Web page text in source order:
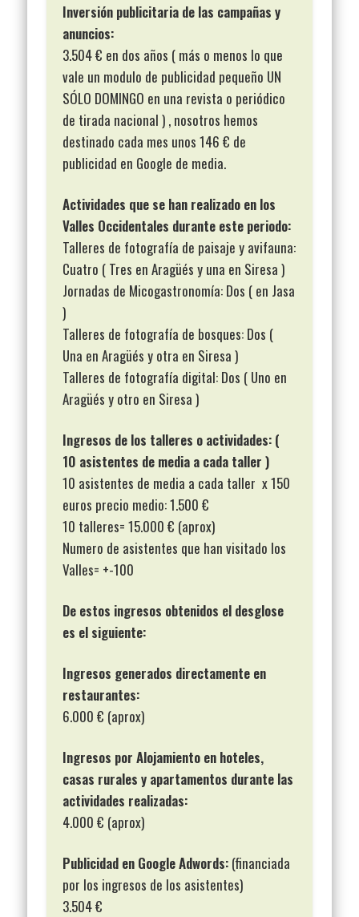
Inversión publicitaria de las campañas y
anuncios:
3.504 € en dos años ( más o menos lo que
vale un modulo de publicidad pequeño UN
SÓLO DOMINGO en una revista o periódico
de tirada nacional ) , nosotros hemos
destinado cada mes unos 146 € de
publicidad en Google de media.
Actividades que se han realizado en los
Valles Occidentales durante este periodo:
Talleres de fotografía de paisaje y avifauna:
Cuatro ( Tres en Aragüés y una en Siresa )
Jornadas de Micogastronomía: Dos ( en Jasa
)
Talleres de fotografía de bosques: Dos (
Una en Aragüés y otra en Siresa )
Talleres de fotografía digital: Dos ( Uno en
Aragüés y otro en Siresa )
Ingresos de los talleres o actividades: (
10 asistentes de media a cada taller )
10 asistentes de media a cada taller x 150
euros precio medio: 1.500 €
10 talleres= 15.000 € (aprox)
Numero de asistentes que han visitado los
Valles= +-100
De estos ingresos obtenidos el desglose
es el siguiente:
Ingresos generados directamente en
restaurantes:
6.000 € (aprox)
Ingresos por Alojamiento en hoteles,
casas rurales y apartamentos durante las
actividades realizadas:
4.000 € (aprox)
Publicidad en Google Adwords: (financiada
por los ingresos de los asistentes)
3.504 €